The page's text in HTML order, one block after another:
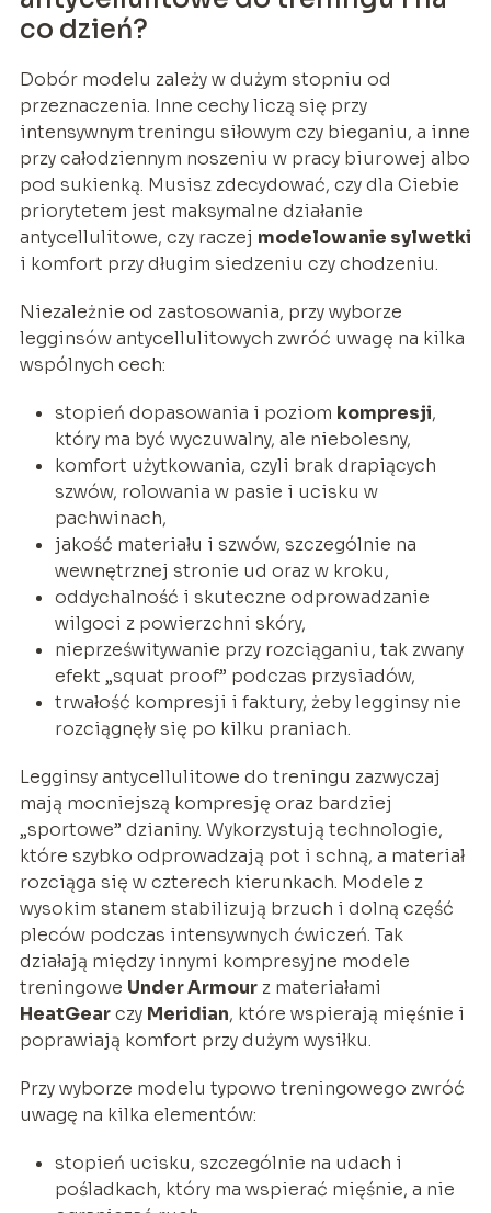
co dzień?
Dobór modelu zależy w dużym stopniu od
przeznaczenia. Inne cechy liczą się przy
intensywnym treningu siłowym czy bieganiu, a inne
przy całodziennym noszeniu w pracy biurowej albo
pod sukienką. Musisz zdecydować, czy dla Ciebie
priorytetem jest maksymalne działanie
antycellulitowe, czy raczej modelowanie sylwetki
i komfort przy długim siedzeniu czy chodzeniu.
Niezależnie od zastosowania, przy wyborze
legginsów antycellulitowych zwróć uwagę na kilka
wspólnych cech:
stopień dopasowania i poziom kompresji,
który ma być wyczuwalny, ale niebolesny,
komfort użytkowania, czyli brak drapiących
szwów, rolowania w pasie i ucisku w
pachwinach,
jakość materiału i szwów, szczególnie na
wewnętrznej stronie ud oraz w kroku,
oddychalność i skuteczne odprowadzanie
wilgoci z powierzchni skóry,
nieprześwitywanie przy rozciąganiu, tak zwany
efekt „squat proof” podczas przysiadów,
trwałość kompresji i faktury, żeby legginsy nie
rozciągnęły się po kilku praniach.
Legginsy antycellulitowe do treningu zazwyczaj
mają mocniejszą kompresję oraz bardziej
„sportowe” dzianiny. Wykorzystują technologie,
które szybko odprowadzają pot i schną, a materiał
rozciąga się w czterech kierunkach. Modele z
wysokim stanem stabilizują brzuch i dolną część
pleców podczas intensywnych ćwiczeń. Tak
działają między innymi kompresyjne modele
treningowe Under Armourz materiałami
HeatGearczy Meridian, które wspierają mięśnie i
poprawiają komfort przy dużym wysiłku.
Przy wyborze modelu typowo treningowego zwróć
uwagę na kilka elementów:
stopień ucisku, szczególnie na udach i
pośladkach, który ma wspierać mięśnie, a nie